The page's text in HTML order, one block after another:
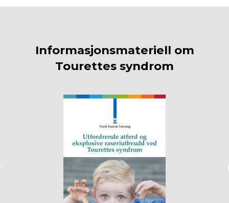
Informasjonsmateriell om
Tourettes syndrom